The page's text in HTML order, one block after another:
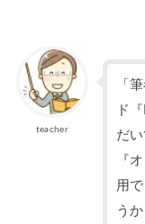
teacher
「
ド
だ
『
用
うか